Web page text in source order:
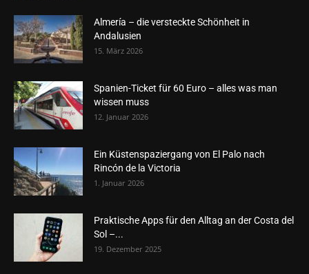
Almería – die versteckte Schönheit in
Andalusien
15. März 2026
Spanien-Ticket für 60 Euro – alles was man
wissen muss
12. Januar 2026
Ein Küstenspaziergang von El Palo nach
Rincón de la Victoria
1. Januar 2026
Praktische Apps für den Alltag an der Costa del
Sol –...
19. Dezember 2025